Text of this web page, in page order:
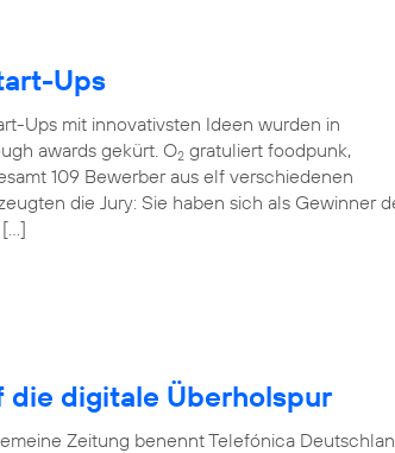
Ups
Ups mit innovativsten Ideen wurden in
awards gekürt. O2 gratuliert foodpunk,
109 Bewerber aus elf verschiedenen
die Jury: Sie haben sich als Gewinner
[…]
die digitale Überholspur
Zeitung benennt Telefónica